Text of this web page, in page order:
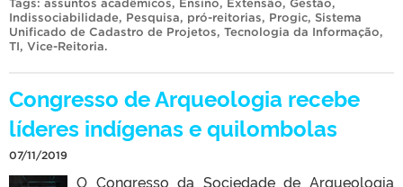
Tags: assuntos acadêmicos, Ensino, Extensão, Gestão,
Indissociabilidade, Pesquisa, pró-reitorias, Progic, Sistema
Unificado de Cadastro de Projetos, Tecnologia da Informação,
TI, Vice-Reitoria.
Congresso de Arqueologia recebe
líderes indígenas e quilombolas
07/11/2019
O Congresso da Sociedade de Arqueologia